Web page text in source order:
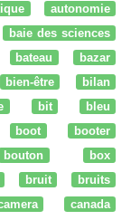
autonomie
baie des sciences
bateau
bazar
bien-être
bilan
bit
bleu
boot
booter
bouton
box
bruit
bruits
canada